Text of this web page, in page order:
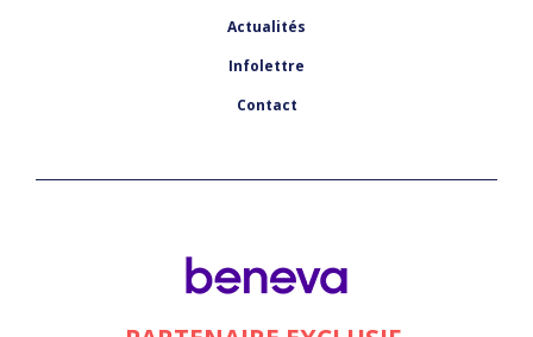
Actualités
Infolettre
Contact